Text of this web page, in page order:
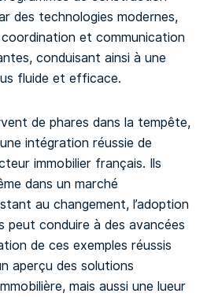
des technologies modernes,
et communication
conduisant ainsi à une
fluide et efficace.
de phares dans la tempête,
intégration réussie de
immobilier français. Ils
dans un marché
au changement, l’adoption
peut conduire à des avancées
de ces exemples réussis
aperçu des solutions
mais aussi une lueur